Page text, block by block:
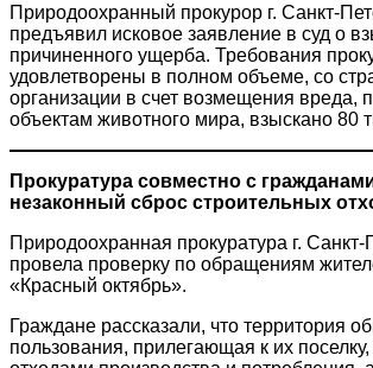
Природоохранный прокурор г. Санкт-
предъявил исковое заявление в суд о
причиненного ущерба. Требования
удовлетворены в полном объеме, со
организации в счет возмещения вреда,
объектам животного мира, взыскано 80
Прокуратура совместно с
незаконный сброс строительных
Природоохранная прокуратура г. Санкт-
провела проверку по обращениям
«Красный октябрь».
Граждане рассказали, что территория
пользования, прилегающая к их